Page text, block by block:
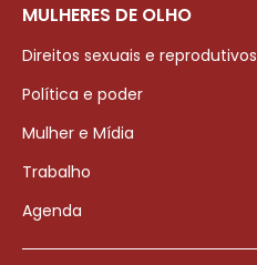
MULHERES DE OLHO
Direitos sexuais e reprodutivos
Política e poder
Mulher e Mídia
Trabalho
Agenda